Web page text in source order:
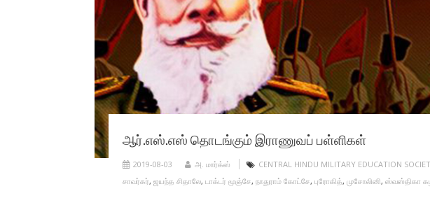
ஆர்.எஸ்.எஸ் தொடங்கும் இராணுவப் பள்ளிகள்
2019-08-03 அ. மார்க்ஸ் CENTRAL HINDU MILITARY EDUCATION
சாவர்கர், ஜயந்த சிதாலே, டாக்டர் மூஞ்சே, நாதுராம் கோட்சே, புரோகித், முசோலினி, ஸ்வஸ்திகா